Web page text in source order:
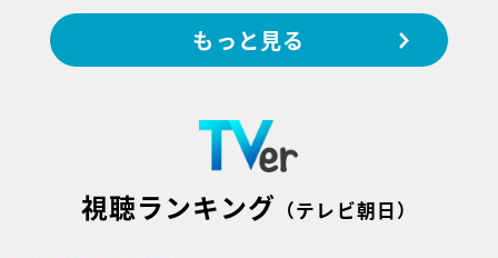
もっと見る
視聴ランキング （テレビ朝日）